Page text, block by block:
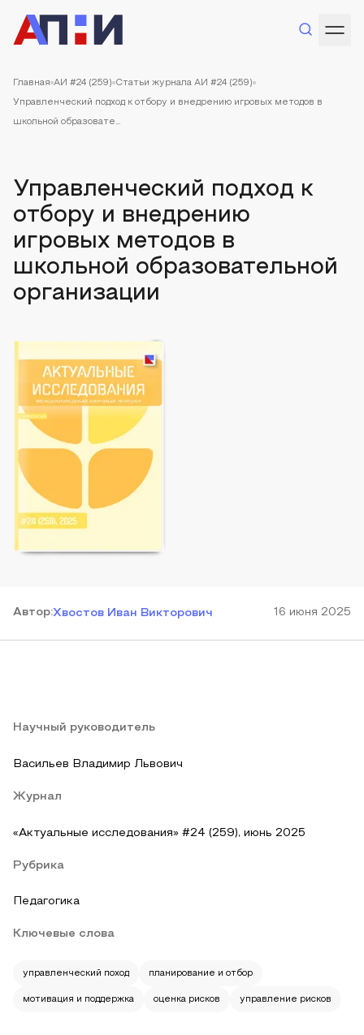
Главная АИ #24 (259) Статьи журнала АИ #24 (259)
Управленческий подход к отбору и внедрению игровых методов в
школьной образовате...
Управленческий подход к
отбору и внедрению
игровых методов в
школьной образовательной
организации
Автор:Хвостов Иван Викторович 16 июня 2025
Научный руководитель
Васильев Владимир Львович
Журнал
«Актуальные исследования» #24 (259), июнь 2025
Рубрика
Педагогика
Ключевые слова
управленческий поход планирование и отбор
мотивация и поддержка оценка рисков управление рисков